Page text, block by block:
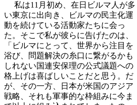
私は11月初め、在日ビルマ人が多
い東京に出向き、ビルマの民主化運
動を続けている活動家たちに会っ
た。そこで私が彼らに告げたのは、
「ビルマにとって、世界から注目を
浴び、問題解決の糸口に繋がるかも
しれない国連安保理の公式議題への
格上げは喜ばしいことだと思う。だ
が、その一方、日本が米国のアジア
戦略、それも軍事的な枠組みに今ま